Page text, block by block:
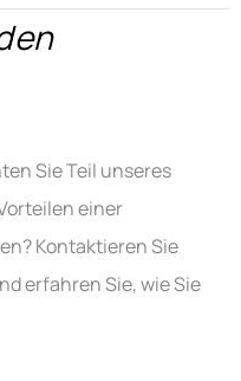
Sie Teil unseres
einer
Kontaktieren Sie
erfahren Sie, wie Sie